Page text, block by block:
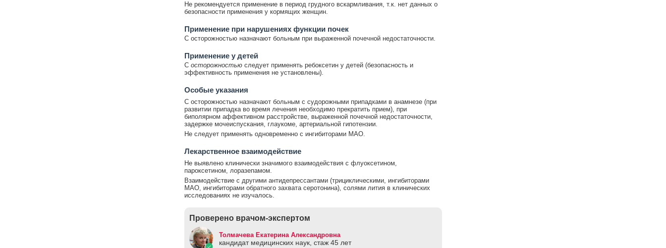
Не рекомендуется применение в период грудного вскармливания, т.к. нет данных о
безопасности применения у кормящих женщин.
Применение при нарушениях функции почек
С осторожностью назначают больным при выраженной почечной недостаточности.
Применение у детей
С осторожностьюследует применять ребоксетин у детей (безопасность и
эффективность применения не установлены).
Особые указания
С осторожностью назначают больным с судорожными припадками в анамнезе (при
развитии припадка во время лечения необходимо прекратить прием), при
биполярном аффективном расстройстве, выраженной почечной недостаточности,
задержке мочеиспускания, глаукоме, артериальной гипотензии.
Не следует применять одновременно с ингибиторами МАО.
Лекарственное взаимодействие
Не выявлено клинически значимого взаимодействия с флуоксетином,
пароксетином, лоразепамом.
Взаимодействие с другими антидепрессантами (трициклическими, ингибиторами
МАО, ингибиторами обратного захвата серотонина), солями лития в клинических
исследованиях не изучалось.
Проверено врачом-экспертом
Толмачева Екатерина Александровна
кандидат медицинских наук, стаж 45 лет